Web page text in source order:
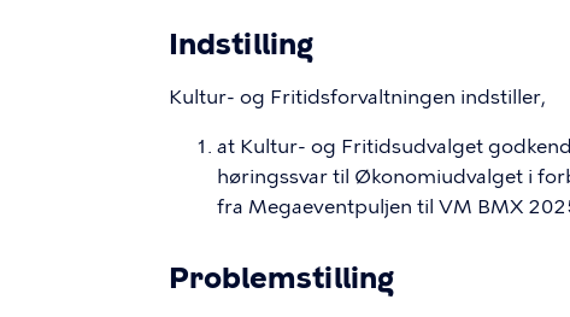
Indstilling
Kultur- og Fritidsforvaltningen indstiller,
at Kultur- og Fritidsudvalget
høringssvar til Økonomiudvalget i
fra Megaeventpuljen til VM BMX
Problemstilling